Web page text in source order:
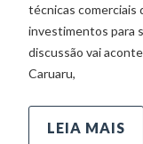
técnicas comerciais
investimentos para
discussão vai
Caruaru,
LEIA MAIS